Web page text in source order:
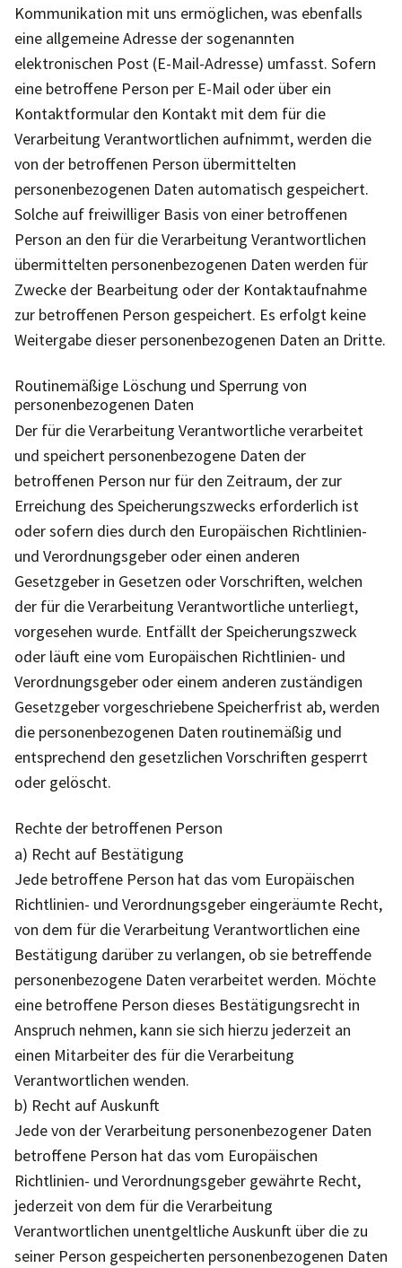
Kommunikation mit uns ermöglichen, was ebenfalls
eine allgemeine Adresse der sogenannten
elektronischen Post (E-Mail-Adresse) umfasst. Sofern
eine betroffene Person per E-Mail oder über ein
Kontaktformular den Kontakt mit dem für die
Verarbeitung Verantwortlichen aufnimmt, werden die
von der betroffenen Person übermittelten
personenbezogenen Daten automatisch gespeichert.
Solche auf freiwilliger Basis von einer betroffenen
Person an den für die Verarbeitung Verantwortlichen
übermittelten personenbezogenen Daten werden für
Zwecke der Bearbeitung oder der Kontaktaufnahme
zur betroffenen Person gespeichert. Es erfolgt keine
Weitergabe dieser personenbezogenen Daten an Dritte.
Routinemäßige Löschung und Sperrung von
personenbezogenen Daten
Der für die Verarbeitung Verantwortliche verarbeitet
und speichert personenbezogene Daten der
betroffenen Person nur für den Zeitraum, der zur
Erreichung des Speicherungszwecks erforderlich ist
oder sofern dies durch den Europäischen Richtlinien-
und Verordnungsgeber oder einen anderen
Gesetzgeber in Gesetzen oder Vorschriften, welchen
der für die Verarbeitung Verantwortliche unterliegt,
vorgesehen wurde. Entfällt der Speicherungszweck
oder läuft eine vom Europäischen Richtlinien- und
Verordnungsgeber oder einem anderen zuständigen
Gesetzgeber vorgeschriebene Speicherfrist ab, werden
die personenbezogenen Daten routinemäßig und
entsprechend den gesetzlichen Vorschriften gesperrt
oder gelöscht.
Rechte der betroffenen Person
a) Recht auf Bestätigung
Jede betroffene Person hat das vom Europäischen
Richtlinien- und Verordnungsgeber eingeräumte Recht,
von dem für die Verarbeitung Verantwortlichen eine
Bestätigung darüber zu verlangen, ob sie betreffende
personenbezogene Daten verarbeitet werden. Möchte
eine betroffene Person dieses Bestätigungsrecht in
Anspruch nehmen, kann sie sich hierzu jederzeit an
einen Mitarbeiter des für die Verarbeitung
Verantwortlichen wenden.
b) Recht auf Auskunft
Jede von der Verarbeitung personenbezogener Daten
betroffene Person hat das vom Europäischen
Richtlinien- und Verordnungsgeber gewährte Recht,
jederzeit von dem für die Verarbeitung
Verantwortlichen unentgeltliche Auskunft über die zu
seiner Person gespeicherten personenbezogenen Daten